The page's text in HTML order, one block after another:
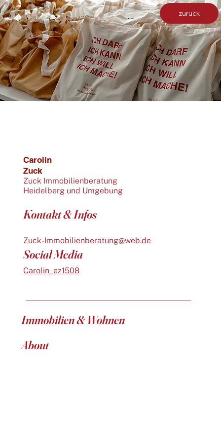
zurück
Carolin
Zuck
Zuck Immobilienberatung
Heidelberg und Umgebung
Kontakt & Infos
Zuck-Immobilienberatung@web.de
Social Media
Carolin_ez1508
Immobilien & Wohnen
About